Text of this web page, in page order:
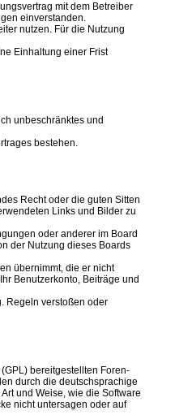
mit dem Betreiber
einverstanden.
nutzen. Für die Nutzung
Einhaltung einer Frist
unbeschränktes und
bestehen.
Recht oder die guten Sitten
Links und Bilder zu
oder anderer im Board
der Nutzung dieses Boards
übernimmt, die er nicht
Benutzerkonto, Beiträge und
Regeln verstoßen oder
bereitgestellten Foren-
durch die deutschsprachige
und Weise, wie die Software
nicht untersagen oder auf